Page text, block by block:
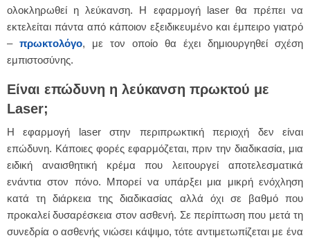
ολοκληρωθεί η λεύκανση. Η εφαρμογή laser θα πρέπει να
εκτελείται πάντα από κάποιον εξειδικευμένο και έμπειρο γιατρό
– πρωκτολόγο, με τον οποίο θα έχει δημιουργηθεί σχέση
εμπιστοσύνης.
Είναι επώδυνη η λεύκανση πρωκτού με
Laser;
Η εφαρμογή laser στην περιπρωκτική περιοχή δεν είναι
επώδυνη. Κάποιες φορές εφαρμόζεται, πριν την διαδικασία, μια
ειδική αναισθητική κρέμα που λειτουργεί αποτελεσματικά
ενάντια στον πόνο. Μπορεί να υπάρξει μια μικρή ενόχληση
κατά τη διάρκεια της διαδικασίας αλλά όχι σε βαθμό που
προκαλεί δυσαρέσκεια στον ασθενή. Σε περίπτωση που μετά τη
συνεδρία ο ασθενής νιώσει κάψιμο, τότε αντιμετωπίζεται με ένα